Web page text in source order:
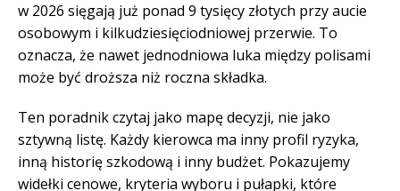
w 2026 sięgają już ponad 9 tysięcy złotych przy aucie
osobowym i kilkudziesięciodniowej przerwie. To
oznacza, że nawet jednodniowa luka między polisami
może być droższa niż roczna składka.
Ten poradnik czytaj jako mapę decyzji, nie jako
sztywną listę. Każdy kierowca ma inny profil ryzyka,
inną historię szkodową i inny budżet. Pokazujemy
widełki cenowe, kryteria wyboru i pułapki, które